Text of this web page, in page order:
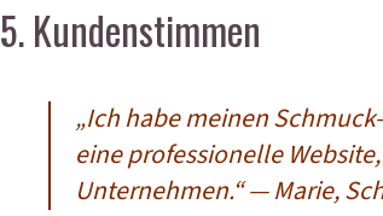
5. Kundenstimmen
„Ich habe meinen
eine professionelle
Unternehmen.“— Marie,